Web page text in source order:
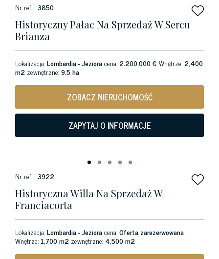
Nr ref. | 3850
Historyczny Pałac Na Sprzedaż W Sercu
Brianza
Lokalizacja:Lombardia - Jezioracena: 2.200.000 € Wnętrze: 2,400
m2 zewnętrzne:9.5 ha
ZOBACZ NIERUCHOMOŚĆ
ZAPYTAJ O INFORMACJE
Nr ref. | 3922
Historyczna Willa Na Sprzedaż W
Franciacorta
Lokalizacja:Lombardia - Jezioracena:Oferta zarezerwowana
Wnętrze: 1,700 m2 zewnętrzne: 4,500 m2